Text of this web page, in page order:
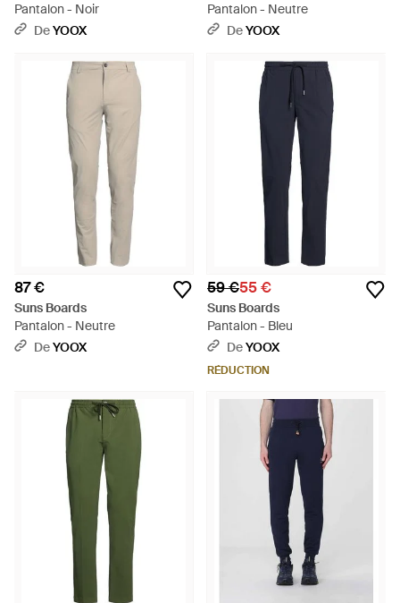
Pantalon - Noir
DeYOOX
Pantalon - Neutre
DeYOOX
87 €
Suns Boards
Pantalon - Neutre
DeYOOX
59 €55 €
Suns Boards
Pantalon - Bleu
DeYOOX
RÉDUCTION